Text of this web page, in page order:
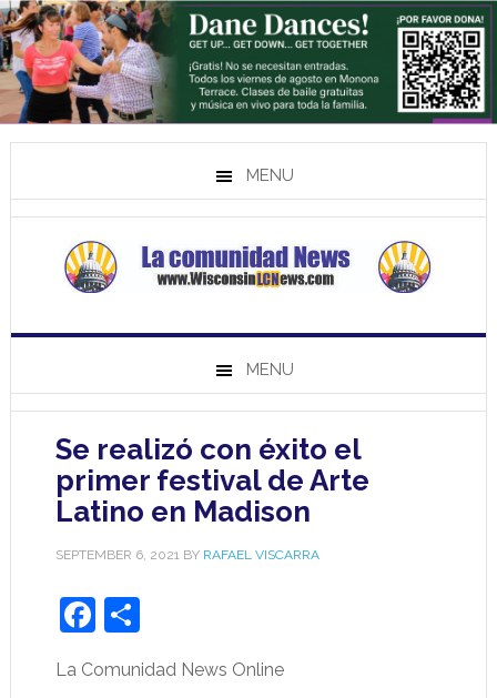
MENU
MENU
Se realizó con éxito el
primer festival de Arte
Latino en Madison
SEPTEMBER 6, 2021BY RAFAEL VISCARRA
Facebook
Share
La Comunidad News Online